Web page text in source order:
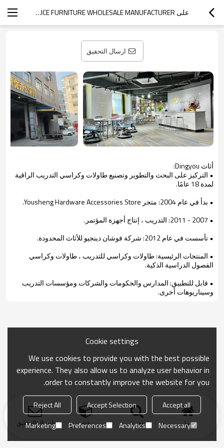
على DINGYOU OFFICE FURNITURE WHOLESALE MANUFACTURER
ارسال التحقيق
أثاث Dingyou:
• التركيز على البحث والتطوير وتصنيع طاولات وكراسي التدريب الراقية
لمدة 18 عامًا.
• بدأ في عام 2004: متجر Yousheng Hardware Accessories Store.
• 2007 - 2011: التدريب ، إنتاج أجهزة المؤتمر.
• تأسست في عام 2012: شركة فوشان دينجيو للأثاث المحدودة.
• المنتجات الرئيسية: طاولات وكراسي للتدريب ، طاولات وكراسي
الفصول الدراسية الذكية.
• قابل للتطبيق: المدارس والحكومات والشركات ومؤسسات التدريب
وسيناريوهات أخرى.
منزل بحث فئة ارسال التحقيق
Cookie settings
We use cookies to provide you with the best possible
experience. They also allow us to analyze user behavior in
order to constantly improve the website for you.
Accept all
Accept Selection
Reject All
Necessary
Analytics
Preferences
Marketing